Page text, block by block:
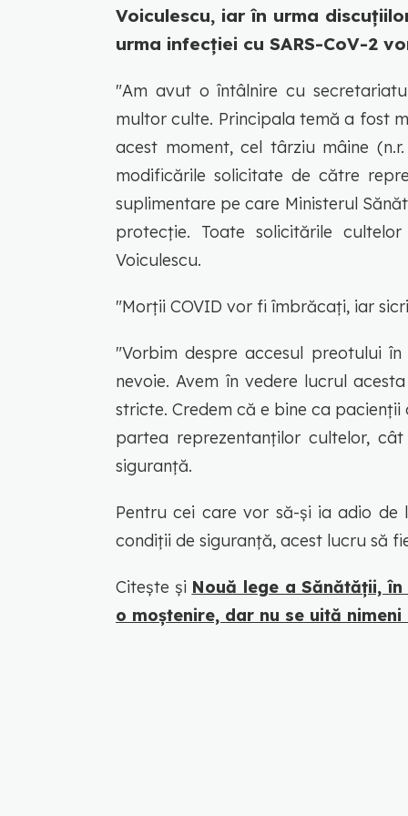
Voiculescu, iar în urma
urma infecției cu SARS-CoV-2
"Am avut o întâlnire cu
multor culte. Principala temă a fost
acest moment, cel târziu mâine
modificările solicitate de către
suplimentare pe care Ministerul
protecție. Toate solicitările
Voiculescu.
"Morții COVID vor fi îmbrăcați, iar
"Vorbim despre accesul preotului
nevoie. Avem în vedere lucrul
stricte. Credem că e bine ca
partea reprezentanților cultelor,
siguranță.
Pentru cei care vor să-și ia adio
condiții de siguranță, acest lucru să
Citește și Nouă lege a Sănătăţii,
o moştenire, dar nu se uită nimeni